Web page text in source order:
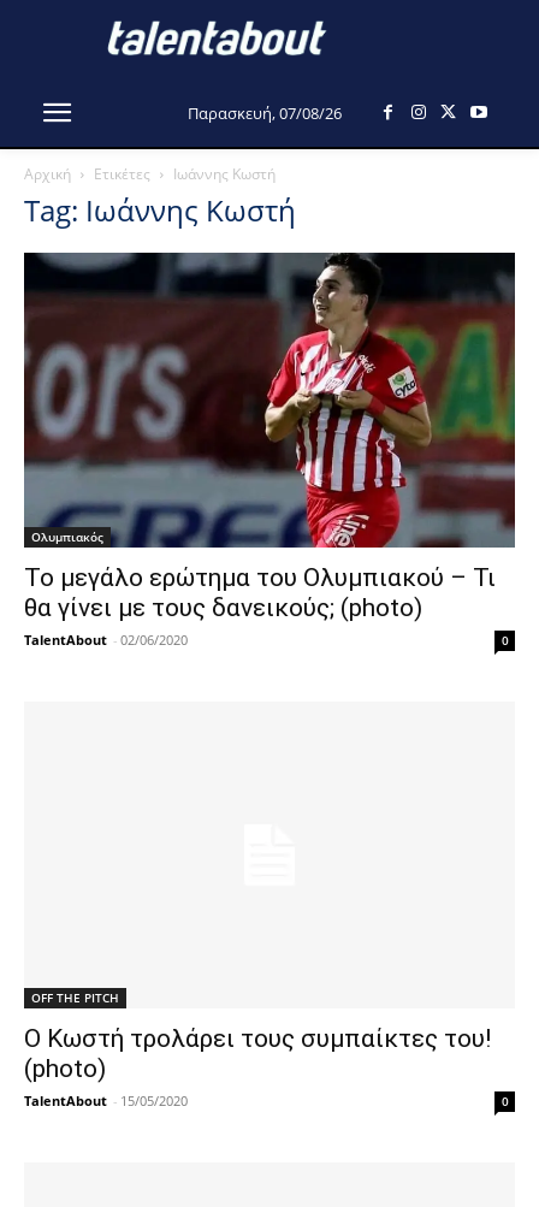
Παρασκευή, 07/08/26
Αρχική Ετικέτες Ιωάννης Κωστή
Tag: Ιωάννης Κωστή
Ολυμπιακός
Το μεγάλο ερώτημα του Ολυμπιακού – Τι
θα γίνει με τους δανεικούς; (photo)
TalentAbout - 02/06/2020 0
OFF THE PITCH
Ο Κωστή τρολάρει τους συμπαίκτες του!
(photo)
TalentAbout - 15/05/2020 0